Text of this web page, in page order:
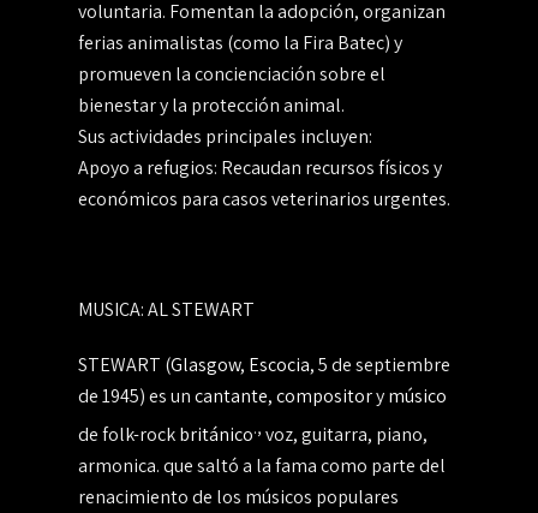
voluntaria. Fomentan la adopción, organizan
ferias animalistas (como la Fira Batec) y
promueven la concienciación sobre el
bienestar y la protección animal.
Sus actividades principales incluyen:
Apoyo a refugios: Recaudan recursos físicos y
económicos para casos veterinarios urgentes.
MUSICA: AL STEWART
STEWART (Glasgow, Escocia, 5 de septiembre
de 1945) es uncantante,compositorymúsico
de folk-rockbritánico., voz, guitarra, piano,
armonica. que saltó a la fama como parte del
renacimiento de los músicos populares